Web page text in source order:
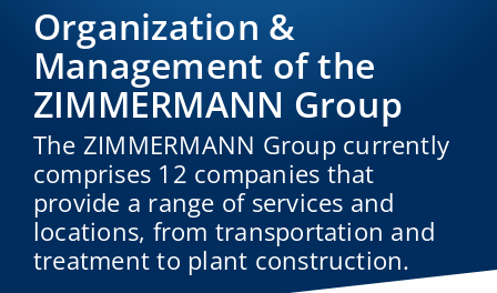
Organization &
Management of the
ZIMMERMANN Group
The ZIMMERMANN Group currently
comprises 12 companies that
provide a range of services and
locations, from transportation and
treatment to plant construction.